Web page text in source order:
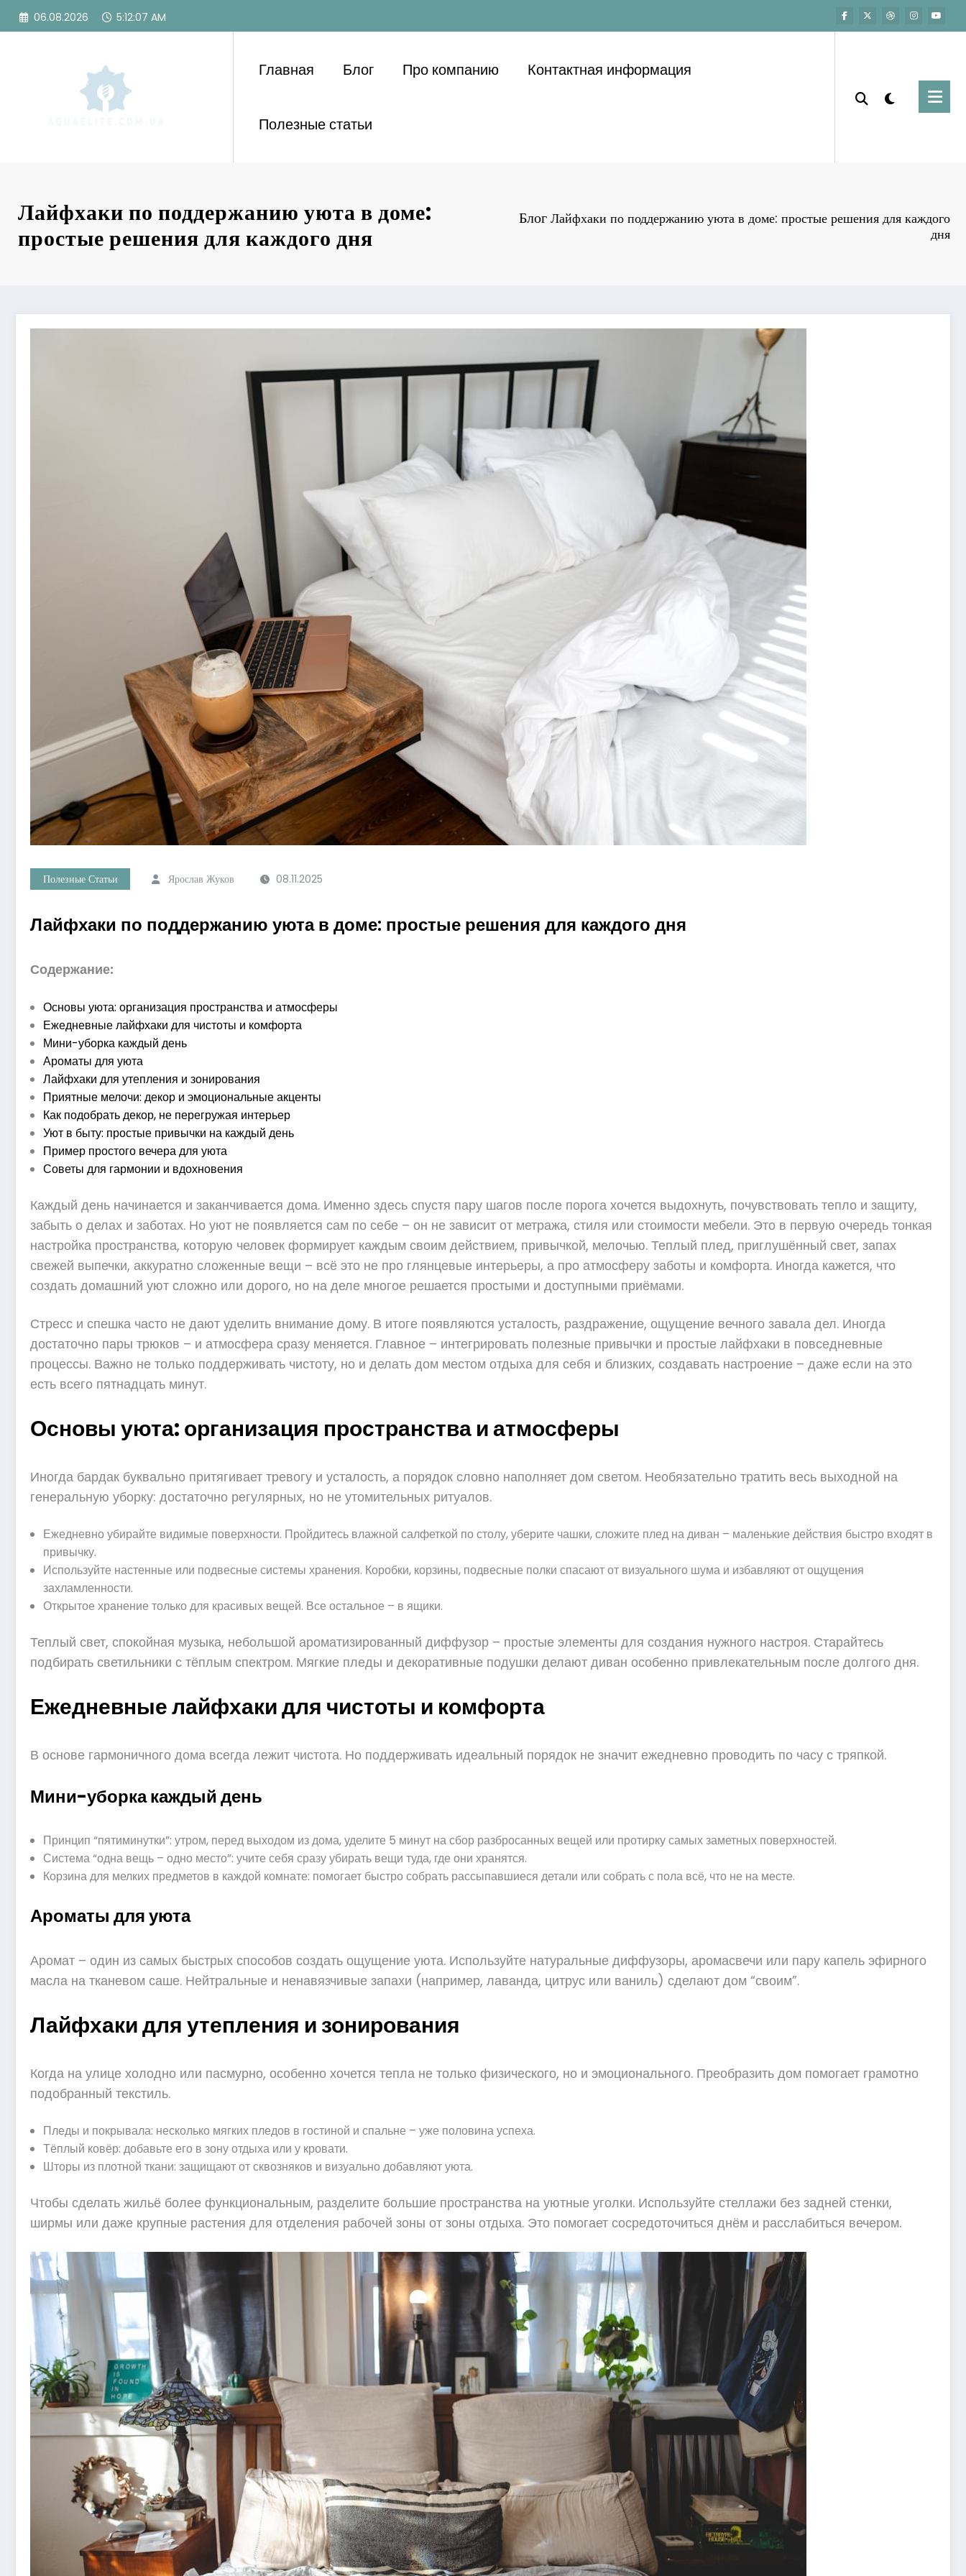
Перейти
06.08.2026 5:12:09 AM
Главная Блог Про компанию Контактная информация
Полезные статьи
Лайфхаки по поддержанию уюта в доме:
простые решения для каждого дня
Блог Лайфхаки по поддержанию уюта в доме: простые решения для каждого
дня
Полезные Статьи Ярослав Жуков 08.11.2025
Лайфхаки по поддержанию уюта в доме: простые решения для каждого дня
Содержание:
Основы уюта: организация пространства и атмосферы
Ежедневные лайфхаки для чистоты и комфорта
Мини-уборка каждый день
Ароматы для уюта
Лайфхаки для утепления и зонирования
Приятные мелочи: декор и эмоциональные акценты
Как подобрать декор, не перегружая интерьер
Уют в быту: простые привычки на каждый день
Пример простого вечера для уюта
Советы для гармонии и вдохновения
Каждый день начинается и заканчивается дома. Именно здесь спустя пару шагов после порога хочется выдохнуть, почувствовать тепло и защиту,
забыть о делах и заботах. Но уют не появляется сам по себе – он не зависит от метража, стиля или стоимости мебели. Это в первую очередь тонкая
настройка пространства, которую человек формирует каждым своим действием, привычкой, мелочью. Теплый плед, приглушённый свет, запах
свежей выпечки, аккуратно сложенные вещи – всё это не про глянцевые интерьеры, а про атмосферу заботы и комфорта. Иногда кажется, что
создать домашний уют сложно или дорого, но на деле многое решается простыми и доступными приёмами.
Стресс и спешка часто не дают уделить внимание дому. В итоге появляются усталость, раздражение, ощущение вечного завала дел. Иногда
достаточно пары трюков – и атмосфера сразу меняется. Главное – интегрировать полезные привычки и простые лайфхаки в повседневные
процессы. Важно не только поддерживать чистоту, но и делать дом местом отдыха для себя и близких, создавать настроение – даже если на это
есть всего пятнадцать минут.
Основы уюта: организация пространства и атмосферы
Иногда бардак буквально притягивает тревогу и усталость, а порядок словно наполняет дом светом. Необязательно тратить весь выходной на
генеральную уборку: достаточно регулярных, но не утомительных ритуалов.
Ежедневно убирайте видимые поверхности. Пройдитесь влажной салфеткой по столу, уберите чашки, сложите плед на диван – маленькие действия быстро входят в
привычку.
Используйте настенные или подвесные системы хранения. Коробки, корзины, подвесные полки спасают от визуального шума и избавляют от ощущения
захламленности.
Открытое хранение только для красивых вещей. Все остальное – в ящики.
Теплый свет, спокойная музыка, небольшой ароматизированный диффузор – простые элементы для создания нужного настроя. Старайтесь
подбирать светильники с тёплым спектром. Мягкие пледы и декоративные подушки делают диван особенно привлекательным после долгого дня.
Ежедневные лайфхаки для чистоты и комфорта
В основе гармоничного дома всегда лежит чистота. Но поддерживать идеальный порядок не значит ежедневно проводить по часу с тряпкой.
Мини-уборка каждый день
Принцип “пятиминутки”: утром, перед выходом из дома, уделите 5 минут на сбор разбросанных вещей или протирку самых заметных поверхностей.
Система “одна вещь – одно место”: учите себя сразу убирать вещи туда, где они хранятся.
Корзина для мелких предметов в каждой комнате: помогает быстро собрать рассыпавшиеся детали или собрать с пола всё, что не на месте.
Ароматы для уюта
Аромат – один из самых быстрых способов создать ощущение уюта. Используйте натуральные диффузоры, аромасвечи или пару капель эфирного
масла на тканевом саше. Нейтральные и ненавязчивые запахи (например, лаванда, цитрус или ваниль) сделают дом “своим”.
Лайфхаки для утепления и зонирования
Когда на улице холодно или пасмурно, особенно хочется тепла не только физического, но и эмоционального. Преобразить дом помогает грамотно
подобранный текстиль.
Пледы и покрывала: несколько мягких пледов в гостиной и спальне – уже половина успеха.
Тёплый ковёр: добавьте его в зону отдыха или у кровати.
Шторы из плотной ткани: защищают от сквозняков и визуально добавляют уюта.
Чтобы сделать жильё более функциональным, разделите большие пространства на уютные уголки. Используйте стеллажи без задней стенки,
ширмы или даже крупные растения для отделения рабочей зоны от зоны отдыха. Это помогает сосредоточиться днём и расслабиться вечером.